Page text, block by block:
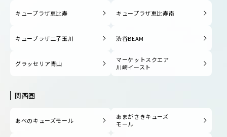
キュープラザ恵比寿 キュープラザ恵比寿南
キュープラザ二子玉川 渋谷BEAM
グラッセリア青山
マーケットスクエア
川崎イースト
関西圏
あべのキューズモール
あまがさきキューズ
モール